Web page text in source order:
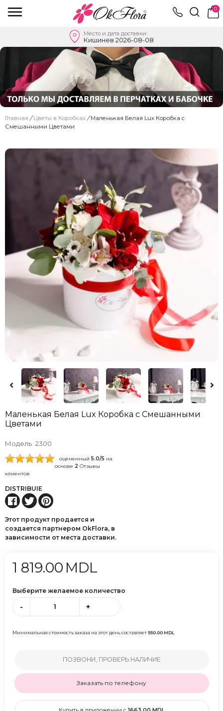
0
Место и дата доставки:
Кишинев 2026-08-08
Главная / Цветы в Коробках / Маленькая Белая Lux Коробка с
Смешанными Цветами
Маленькая Белая Lux Коробка с Смешанными
Цветами
Модель 2300
оцененный 5.0/5 на
основе 2 Отзывы
клиентов
DISTRIBUIE
Этот продукт продается и
создается партнером OkFlora, в
зависимости от места доставки.
1 819.00 MDL
Выберите желаемое количество
- +
Минимальная стоимость заказа на этот день составляет550.00MDL
ПОЗВОНИ, ПРОВЕРЬ НАЛИЧИЕ
Заказать по телефону